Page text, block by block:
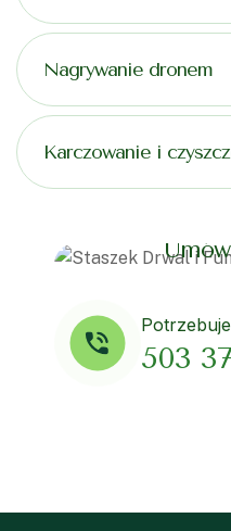
Nagrywanie dronem
Karczowanie i
503